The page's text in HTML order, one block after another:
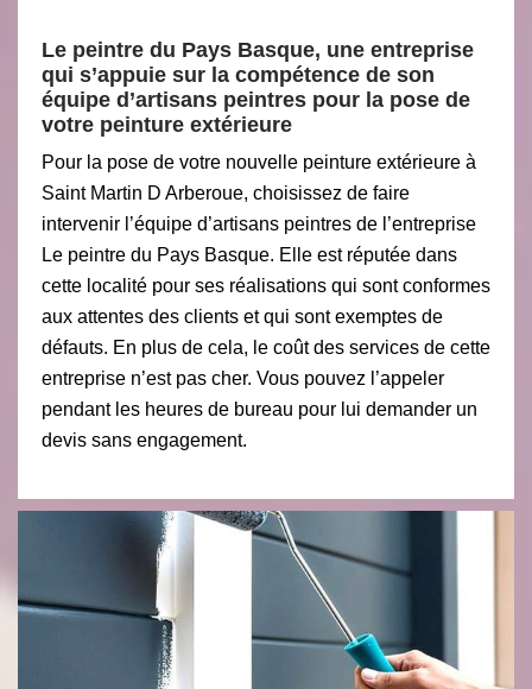
Le peintre du Pays Basque, une entreprise
qui s’appuie sur la compétence de son
équipe d’artisans peintres pour la pose de
votre peinture extérieure
Pour la pose de votre nouvelle peinture extérieure à
Saint Martin D Arberoue, choisissez de faire
intervenir l’équipe d’artisans peintres de l’entreprise
Le peintre du Pays Basque. Elle est réputée dans
cette localité pour ses réalisations qui sont conformes
aux attentes des clients et qui sont exemptes de
défauts. En plus de cela, le coût des services de cette
entreprise n’est pas cher. Vous pouvez l’appeler
pendant les heures de bureau pour lui demander un
devis sans engagement.